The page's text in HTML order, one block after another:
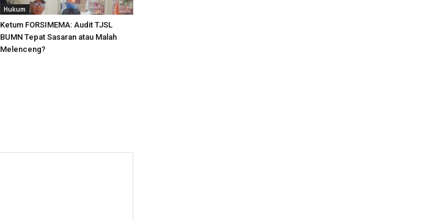
Hukum
Ketum FORSIMEMA: Audit TJSL
BUMN Tepat Sasaran atau Malah
Melenceng?